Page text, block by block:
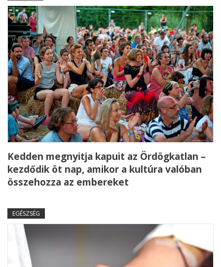
Kedden megnyitja kapuit az Ördögkatlan –
kezdődik öt nap, amikor a kultúra valóban
összehozza az embereket
EGÉSZSÉG